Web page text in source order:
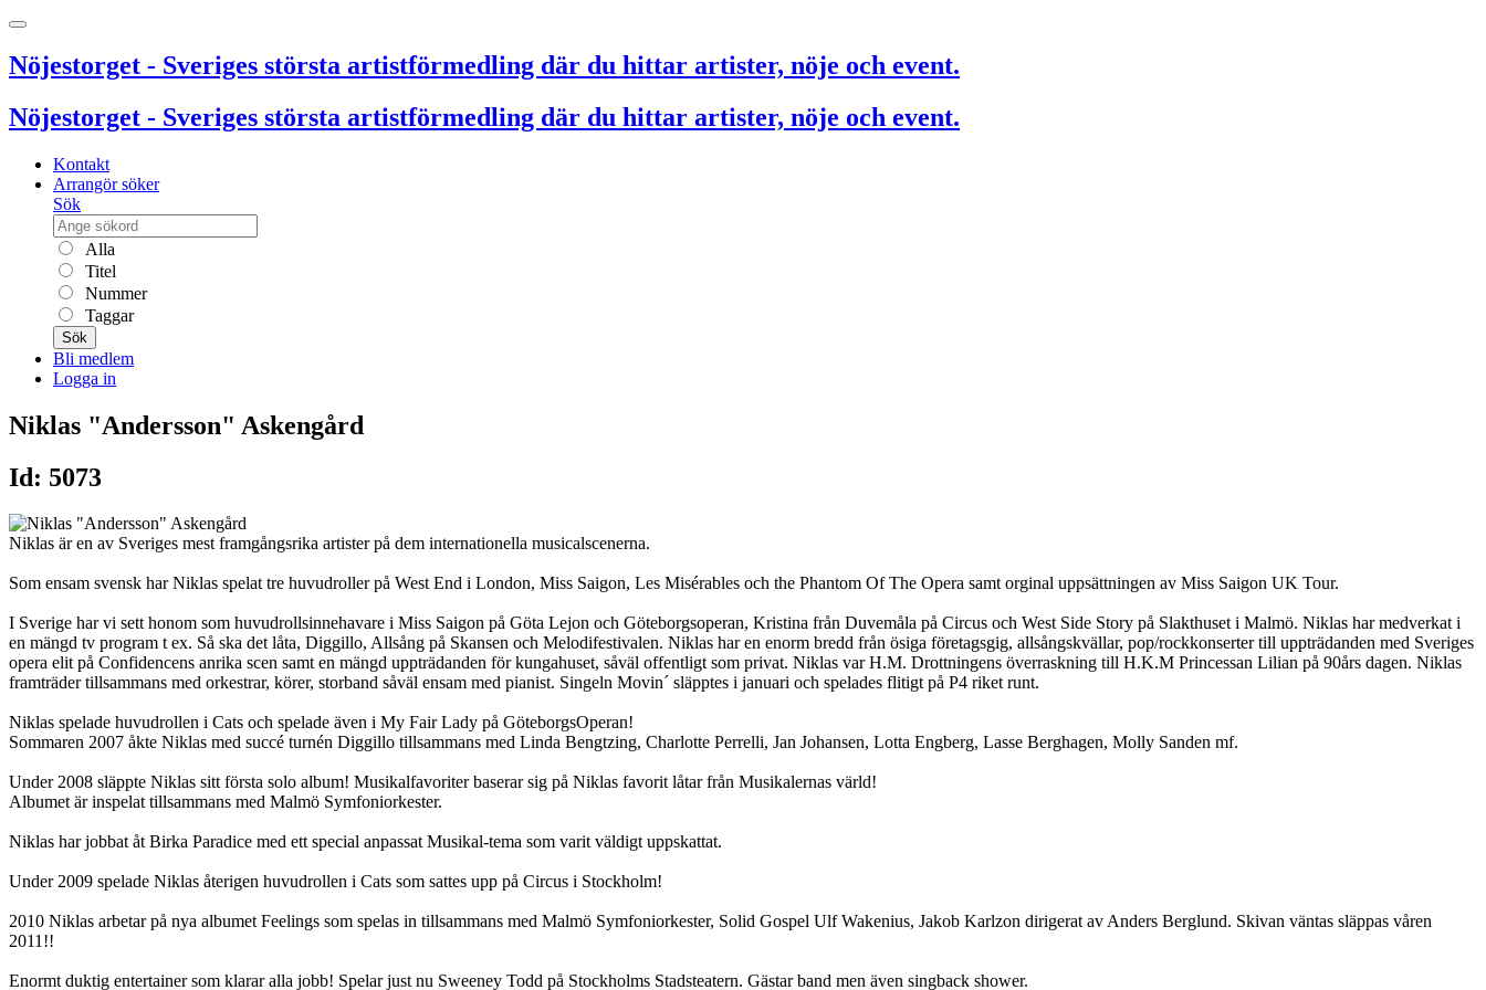
Nöjestorget - Sveriges största artistförmedling där du hittar artister, nöje och event.
Nöjestorget - Sveriges största artistförmedling där du hittar artister, nöje och event.
Kontakt
Arrangör söker
Sök
Alla
Titel
Nummer
Taggar
Sök
Bli medlem
Logga in
Niklas "Andersson" Askengård
Id: 5073
Niklas är en av Sveriges mest framgångsrika artister på dem internationella musicalscenerna.
Som ensam svensk har Niklas spelat tre huvudroller på West End i London, Miss Saigon, Les Misérables och the Phantom Of The Opera samt orginal uppsättningen av Miss Saigon UK Tour.
I Sverige har vi sett honom som huvudrollsinnehavare i Miss Saigon på Göta Lejon och Göteborgsoperan, Kristina från Duvemåla på Circus och West Side Story på Slakthuset i Malmö. Niklas har medverkat i
en mängd tv program t ex. Så ska det låta, Diggillo, Allsång på Skansen och Melodifestivalen. Niklas har en enorm bredd från ösiga företagsgig, allsångskvällar, pop/rockkonserter till uppträdanden med Sveriges
opera elit på Confidencens anrika scen samt en mängd uppträdanden för kungahuset, såväl offentligt som privat. Niklas var H.M. Drottningens överraskning till H.K.M Princessan Lilian på 90års dagen. Niklas
framträder tillsammans med orkestrar, körer, storband såväl ensam med pianist. Singeln Movin´ släpptes i januari och spelades flitigt på P4 riket runt.
Niklas spelade huvudrollen i Cats och spelade även i My Fair Lady på GöteborgsOperan!
Sommaren 2007 åkte Niklas med succé turnén Diggillo tillsammans med Linda Bengtzing, Charlotte Perrelli, Jan Johansen, Lotta Engberg, Lasse Berghagen, Molly Sanden mf.
Under 2008 släppte Niklas sitt första solo album! Musikalfavoriter baserar sig på Niklas favorit låtar från Musikalernas värld!
Albumet är inspelat tillsammans med Malmö Symfoniorkester.
Niklas har jobbat åt Birka Paradice med ett special anpassat Musikal-tema som varit väldigt uppskattat.
Under 2009 spelade Niklas återigen huvudrollen i Cats som sattes upp på Circus i Stockholm!
2010 Niklas arbetar på nya albumet Feelings som spelas in tillsammans med Malmö Symfoniorkester, Solid Gospel Ulf Wakenius, Jakob Karlzon dirigerat av Anders Berglund. Skivan väntas släppas våren
2011!!
Enormt duktig entertainer som klarar alla jobb! Spelar just nu Sweeney Todd på Stockholms Stadsteatern. Gästar band men även singback shower.